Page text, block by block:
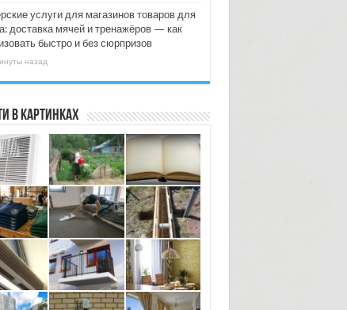
услуги для магазинов товаров для
доставка мячей и тренажёров — как
быстро и без сюрпризов
назад
в картинках